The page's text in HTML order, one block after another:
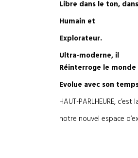
Libre dans le ton,
Humain et
Explorateur.
Ultra-moderne, il
Réinterroge le
Evolue avec son
HAUT-PARLHEURE,
notre nouvel espace